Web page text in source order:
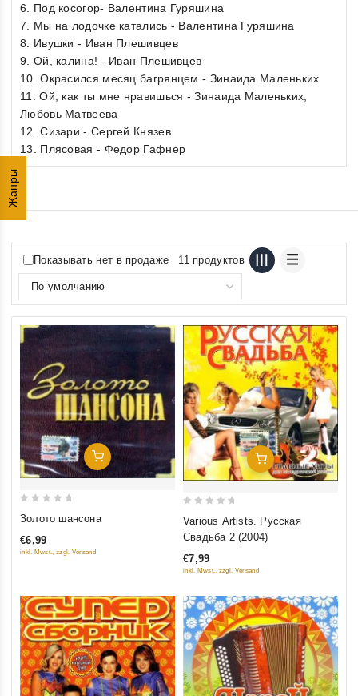
Жанры
6. Под косогор- Валентина Гуряшина
7. Мы на лодочке катались - Валентина Гуряшина
8. Ивушки - Иван Плешивцев
9. Ой, калина! - Иван Плешивцев
10. Окрасился месяц багрянцем - Зинаида Маленьких
11. Ой, как ты мне нравишься - Зинаида Маленьких,
Любовь Матвеева
12. Сизари - Сергей Князев
13. Плясовая - Федор Гафнер
Показывать нет в продаже 11 продуктов
Добавить В Корзину
of
Золото шансона
€6,99
inkl. Mwst., zzgl. Versand
Добавить В Корзину
5
Various Artists. Русская
Свадьба 2 (2004)
€7,99
inkl. Mwst., zzgl. Versand